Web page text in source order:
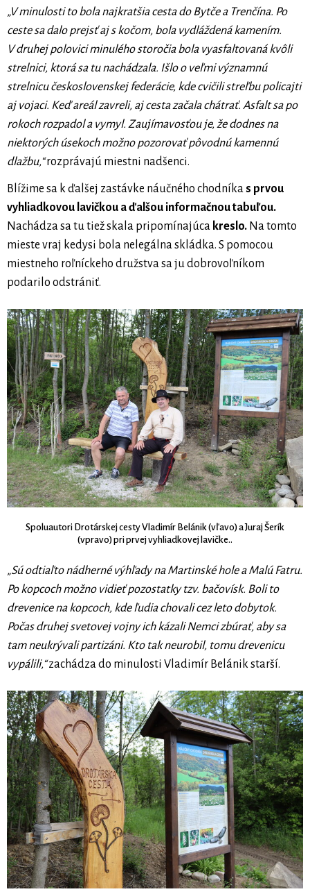
„V minulosti to bola najkratšia cesta do Bytče a Trenčína. Po
ceste sa dalo prejsť aj s kočom, bola vydláždená kamením.
V druhej polovici minulého storočia bola vyasfaltovaná kvôli
strelnici, ktorá sa tu nachádzala. Išlo o veľmi významnú
strelnicu československej federácie, kde cvičili streľbu policajti
aj vojaci. Keď areál zavreli, aj cesta začala chátrať. Asfalt sa po
rokoch rozpadol a vymyl. Zaujímavosťou je, že dodnes na
niektorých úsekoch možno pozorovať pôvodnú kamennú
dlažbu,“rozprávajú miestni nadšenci.
Blížime sa k ďalšej zastávke náučného chodníkas prvou
vyhliadkovou lavičkou a ďalšou informačnou tabuľou.
Nachádza sa tu tiež skala pripomínajúca kreslo. Na tomto
mieste vraj kedysi bola nelegálna skládka. S pomocou
miestneho roľníckeho družstva sa ju dobrovoľníkom
podarilo odstrániť.
Spoluautori Drotárskej cesty Vladimír Belánik (vľavo) a Juraj Šerík
(vpravo) pri prvej vyhliadkovej lavičke..
„Sú odtiaľto nádherné výhľady na Martinské hole a Malú Fatru.
Po kopcoch možno vidieť pozostatky tzv. bačovísk. Boli to
drevenice na kopcoch, kde ľudia chovali cez leto dobytok.
Počas druhej svetovej vojny ich kázali Nemci zbúrať, aby sa
tam neukrývali partizáni. Kto tak neurobil, tomu drevenicu
vypálili,“zachádza do minulosti Vladimír Belánik starší.